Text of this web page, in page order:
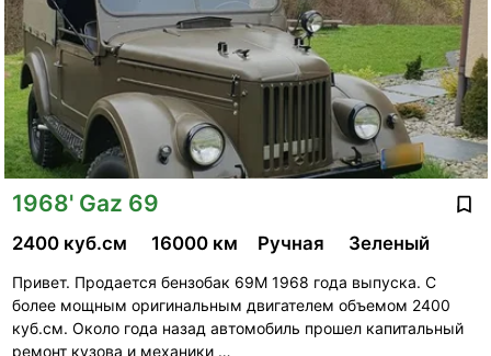
1968' Gaz 69
2400 куб.см 16000 км Ручная Зеленый
Привет. Продается бензобак 69М 1968 года выпуска. С
более мощным оригинальным двигателем объемом 2400
куб.см. Около года назад автомобиль прошел капитальный
ремонт кузова и механики …